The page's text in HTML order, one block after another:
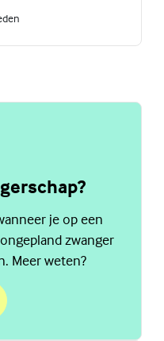
je op een
zwanger
Meer weten?